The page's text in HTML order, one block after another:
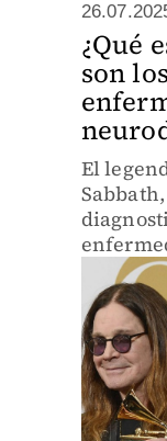
¿Qué
son
El
el 2019